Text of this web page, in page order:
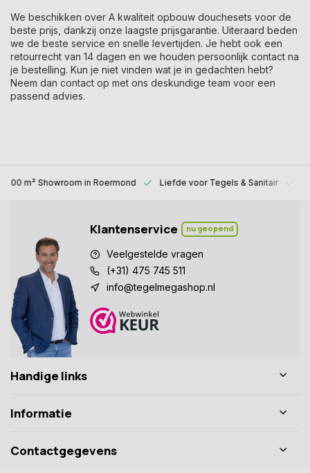
We beschikken over A kwaliteit opbouw douchesets voor de
beste prijs, dankzij onze laagste prijsgarantie. Uiteraard beden
we de beste service en snelle levertijden. Je hebt ook een
retourrecht van 14 dagen en we houden persoonlijk contact na
je bestelling. Kun je niet vinden wat je in gedachten hebt?
Neem dan contact op met ons deskundige team voor een
passend advies.
1000 m² Showroom in Roermond Liefde voorTegels & Sanitair
Klantenservice nu geopend
Veelgestelde vragen
(+31) 475 745 511
info@tegelmegashop.nl
Handige links
Informatie
Contactgegevens